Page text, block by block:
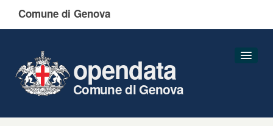
Comune di Genova
opendata
Comune di Genova